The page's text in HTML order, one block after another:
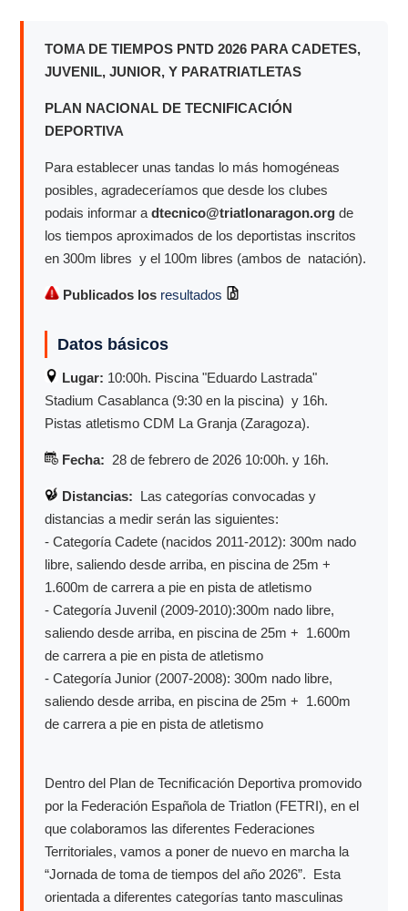
TOMA DE TIEMPOS PNTD 2026 PARA CADETES,
JUVENIL, JUNIOR, Y PARATRIATLETAS
PLAN NACIONAL DE TECNIFICACIÓN
DEPORTIVA
Para establecer unas tandas lo más homogéneas
posibles, agradeceríamos que desde los clubes
podais informar a dtecnico@triatlonaragon.orgde
los tiempos aproximados de los deportistas inscritos
en 300m libres y el 100m libres (ambos de natación).
Publicados los resultados
Datos básicos
Lugar: 10:00h. Piscina "Eduardo Lastrada"
Stadium Casablanca (9:30 en la piscina) y 16h.
Pistas atletismo CDM La Granja (Zaragoza).
Fecha: 28 de febrero de 2026 10:00h. y 16h.
Distancias: Las categorías convocadas y
distancias a medir serán las siguientes:
- Categoría Cadete (nacidos 2011-2012): 300m nado
libre, saliendo desde arriba, en piscina de 25m +
1.600m de carrera a pie en pista de atletismo
- Categoría Juvenil (2009-2010):300m nado libre,
saliendo desde arriba, en piscina de 25m + 1.600m
de carrera a pie en pista de atletismo
- Categoría Junior (2007-2008): 300m nado libre,
saliendo desde arriba, en piscina de 25m + 1.600m
de carrera a pie en pista de atletismo
Dentro del Plan de Tecnificación Deportiva promovido
por la Federación Española de Triatlon (FETRI), en el
que colaboramos las diferentes Federaciones
Territoriales, vamos a poner de nuevo en marcha la
“Jornada de toma de tiempos del año 2026”. Esta
orientada a diferentes categorías tanto masculinas